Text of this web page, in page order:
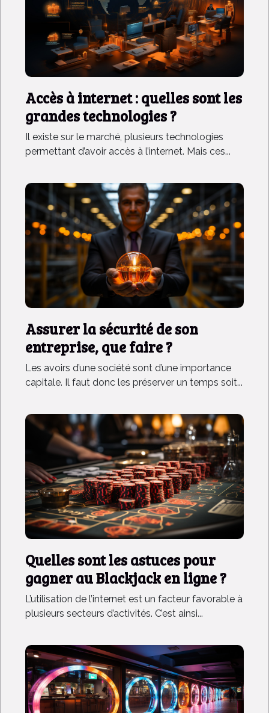
Accès à internet : quelles sont les
grandes technologies ?
Il existe sur le marché, plusieurs technologies
permettant d’avoir accès à l’internet. Mais ces...
Assurer la sécurité de son
entreprise, que faire ?
Les avoirs d’une société sont d’une importance
capitale. Il faut donc les préserver un temps soit...
Quelles sont les astuces pour
gagner au Blackjack en ligne ?
L’utilisation de l’internet est un facteur favorable à
plusieurs secteurs d’activités. C’est ainsi...